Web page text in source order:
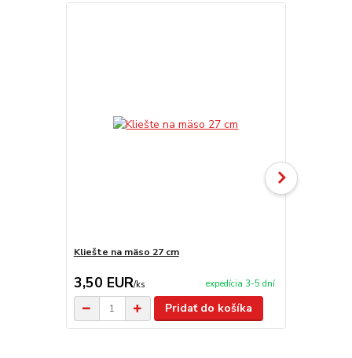
Kliešte na mäso 27 cm
3,50 EUR/ks expedícia 3-5 dní
Pridať do košíka